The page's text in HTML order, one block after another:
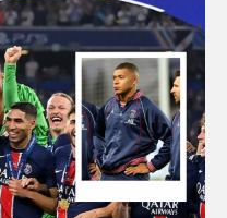
Search